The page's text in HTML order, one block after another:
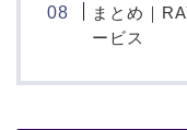
まとめ｜
ービス